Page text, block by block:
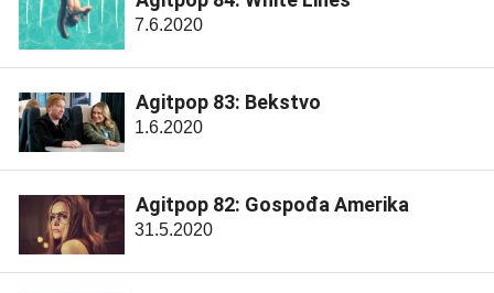
7.6.2020
Agitpop 83: Bekstvo
1.6.2020
Agitpop 82: Gospođa Amerika
31.5.2020